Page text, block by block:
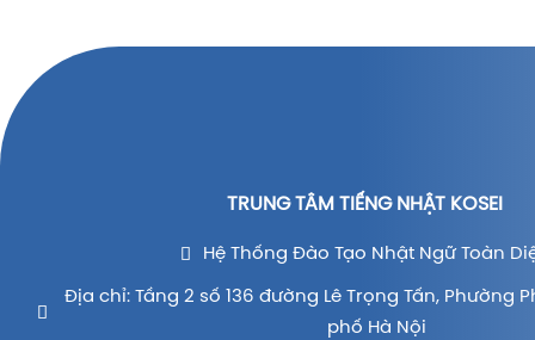
TRUNG TÂM TIẾNG NHẬT KOSEI
Hệ Thống Đào Tạo Nhật Ngữ Toàn
Địa chỉ: Tầng 2 số 136 đường Lê Trọng Tấn, Phường
phố Hà Nội